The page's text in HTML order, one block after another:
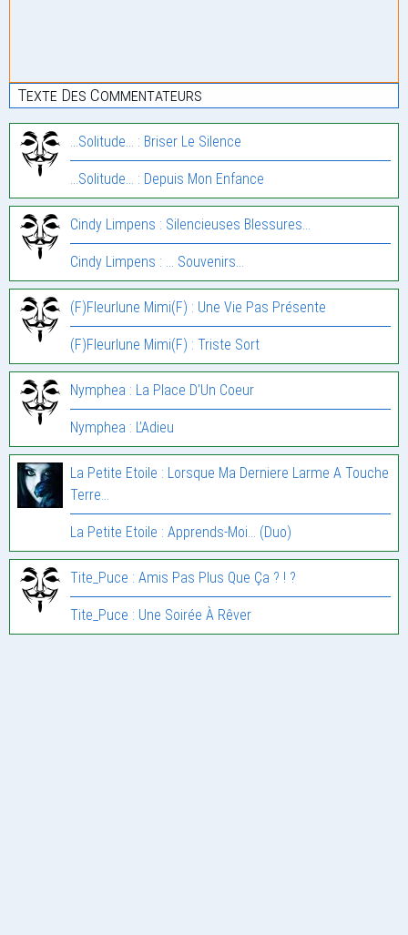
Texte Des Commentateurs
...Solitude... : Briser Le Silence
...Solitude... : Depuis Mon Enfance
Cindy Limpens : Silencieuses Blessures…
Cindy Limpens : … Souvenirs…
(F)Fleurlune Mimi(F) : Une Vie Pas Présente
(F)Fleurlune Mimi(F) : Triste Sort
Nymphea : La Place D’Un Coeur
Nymphea : L’Adieu
La Petite Etoile : Lorsque Ma Derniere Larme A Touche
Terre…
La Petite Etoile : Apprends-Moi… (Duo)
Tite_Puce : Amis Pas Plus Que Ça ? ! ?
Tite_Puce : Une Soirée À Rêver